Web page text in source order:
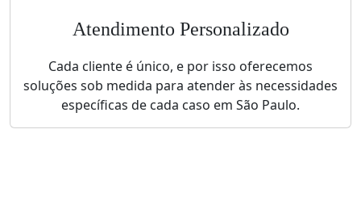
Atendimento Personalizado
Cada cliente é único, e por isso oferecemos
soluções sob medida para atender às necessidades
específicas de cada caso em São Paulo.